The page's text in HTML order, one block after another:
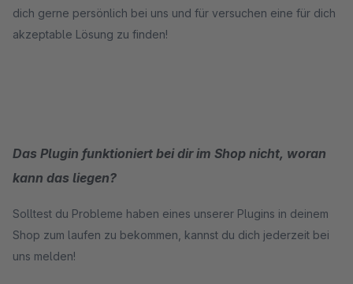
dich gerne persönlich bei uns und für versuchen eine für dich
akzeptable Lösung zu finden!
Das Plugin funktioniert bei dir im Shop nicht, woran
kann das liegen?
Solltest du Probleme haben eines unserer Plugins in deinem
Shop zum laufen zu bekommen, kannst du dich jederzeit bei
uns melden!